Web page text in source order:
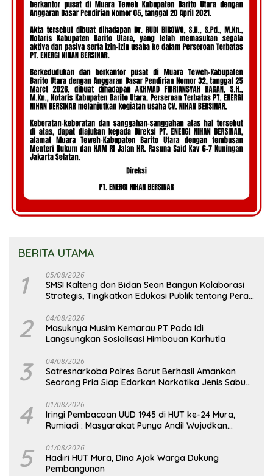
BERITA UTAMA
1 05/08/2026
SMSI Kalteng dan Bidan Sean Bangun Kolaborasi
Strategis, Tingkatkan Edukasi Publik tentang Peran
2 04/08/2026
Masuknya Musim Kemarau PT Pada Idi
Langsungkan Sosialisasi Himbauan Karhutla
3 04/08/2026
Satresnarkoba Polres Barut Berhasil Amankan
Seorang Pria Siap Edarkan Narkotika Jenis Sabu
4 01/08/2026
Iringi Pembacaan UUD 1945 di HUT ke-24 Mura,
Rumiadi : Masyarakat Punya Andil Wujudkan
5 01/08/2026
Hadiri HUT Mura, Dina Ajak Warga Dukung
Pembangunan